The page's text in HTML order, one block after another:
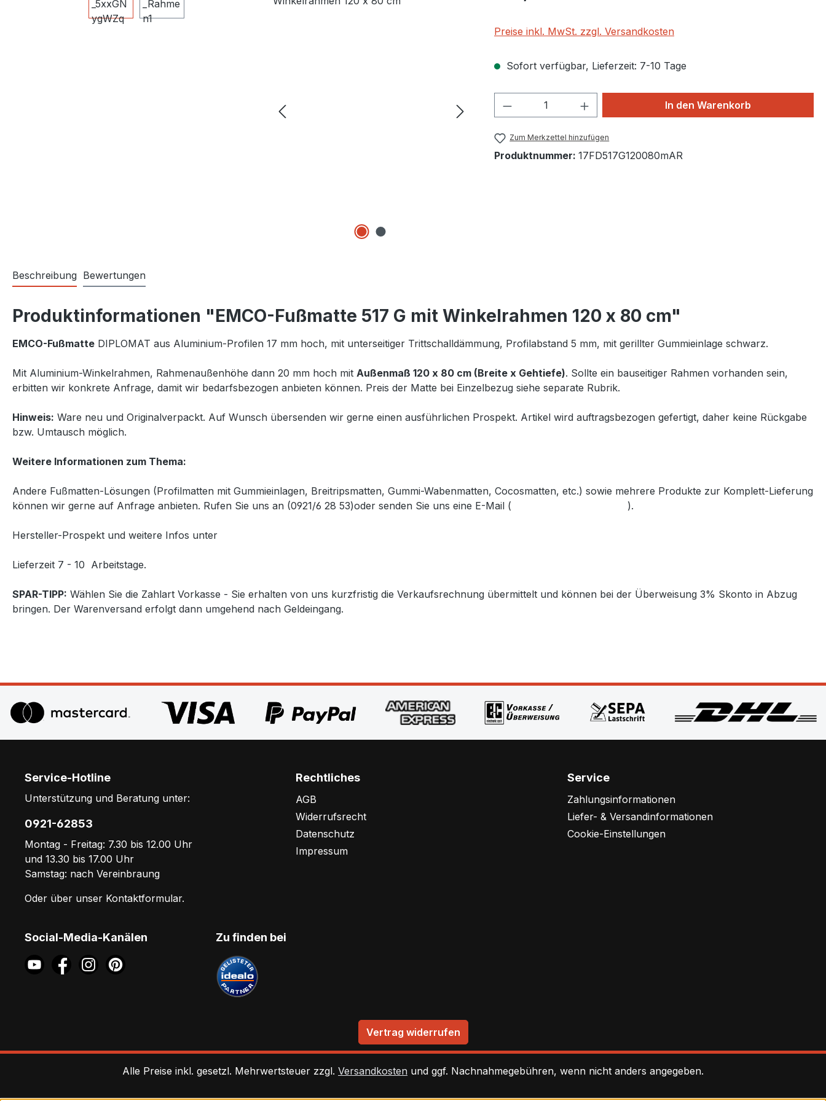
Preise inkl. MwSt. zzgl. Versandkosten
Sofort verfügbar, Lieferzeit: 7-10 Tage
Produkt Anzahl: Gib den gewünschten Wert
In den Warenkorb
Zum Merkzettel hinzufügen
Produktnummer: 17FD517G120080mAR
Beschreibung Bewertungen
Produktinformationen "EMCO-Fußmatte 517 G mit Winkelrahmen 120 x 80 cm"
EMCO-Fußmatte DIPLOMAT aus Aluminium-Profilen 17 mm hoch, mit unterseitiger Trittschalldämmung, Profilabstand 5 mm, mit gerillter Gummieinlage schwarz.
Mit Aluminium-Winkelrahmen, Rahmenaußenhöhe dann 20 mm hoch mit Außenmaß 120 x 80 cm (Breite x Gehtiefe). Sollte ein bauseitiger Rahmen vorhanden sein,
erbitten wir konkrete Anfrage, damit wir bedarfsbezogen anbieten können. Preis der Matte bei Einzelbezug siehe separate Rubrik.
Hinweis: Ware neu und Originalverpackt. Auf Wunsch übersenden wir gerne einen ausführlichen Prospekt. Artikel wird auftragsbezogen gefertigt, daher keine Rückgabe
bzw. Umtausch möglich.
Weitere Informationen zum Thema:
Andere Fußmatten-Lösungen (Profilmatten mit Gummieinlagen, Breitripsmatten, Gummi-Wabenmatten, Cocosmatten, etc.) sowie mehrere Produkte zur Komplett-Lieferung
können wir gerne auf Anfrage anbieten. Rufen Sie uns an (0921/6 28 53)oder senden Sie uns eine E-Mail (
).
Hersteller-Prospekt und weitere Infos unter
Lieferzeit 7 - 10 Arbeitstage.
SPAR-TIPP: Wählen Sie die Zahlart Vorkasse - Sie erhalten von uns kurzfristig die Verkaufsrechnung übermittelt und können bei der Überweisung 3% Skonto in Abzug
bringen. Der Warenversand erfolgt dann umgehend nach Geldeingang.
Service-Hotline
Unterstützung und Beratung unter:
0921-62853
Montag - Freitag: 7.30 bis 12.00 Uhr
und 13.30 bis 17.00 Uhr
Samstag: nach Vereinbraung
Oder über unser Kontaktformular.
Rechtliches
AGB
Widerrufsrecht
Datenschutz
Impressum
Service
Zahlungsinformationen
Liefer- & Versandinformationen
Cookie-Einstellungen
Social-Media-Kanälen Zu finden bei
Vertrag widerrufen
Alle Preise inkl. gesetzl. Mehrwertsteuer zzgl. Versandkosten und ggf. Nachnahmegebühren, wenn nicht anders angegeben.